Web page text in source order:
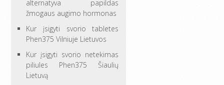
alternatyva papildas
žmogaus augimo hormonas
Kur įsigyti svorio tabletes
Phen375 Vilniuje Lietuvos
Kur įsigyti svorio netekimas
piliules Phen375 Šiaulių
Lietuvą